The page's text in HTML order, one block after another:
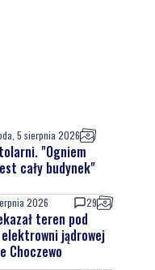
5 sierpnia 2026
"Ogniem
cały budynek"
2026 29
teren pod
elektrowni jądrowej
Choczewo